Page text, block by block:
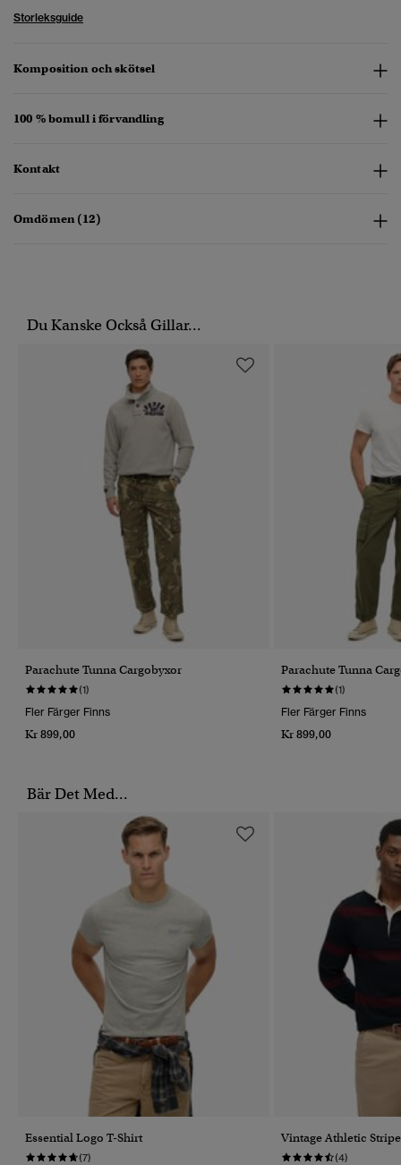
Storleksguide
Komposition och skötsel
100 % bomull i förvandling
Kontakt
Omdömen (12)
Du Kanske Också Gillar...
Parachute Tunna Cargobyxor
(1)
Fler Färger Finns
Kr 899,00
Parachute Tunna
(1)
Fler Färger Finns
Kr 899,00
Bär Det Med...
Essential Logo T-Shirt
(7)
Vintage Athletic
(4)